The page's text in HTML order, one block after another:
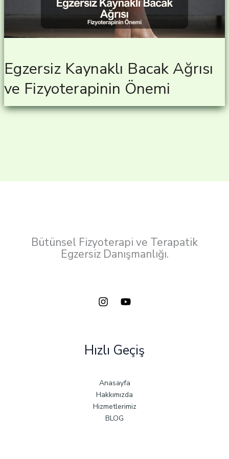
Egzersiz Kaynaklı Bacak Ağrısı
ve Fizyoterapinin Önemi
Bütünsel Fizyoterapi ve Terapatik
Egzersiz Danışmanlığı.
Hızlı Geçiş
Anasayfa
Hakkımızda
Hizmetlerimiz
BLOG